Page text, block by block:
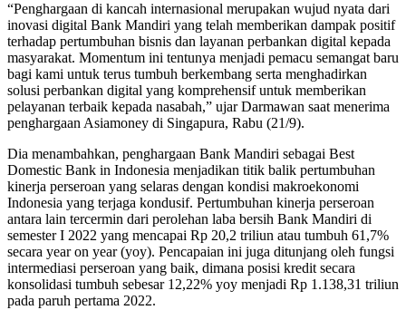
“Penghargaan di kancah internasional merupakan wujud nyata dari
inovasi digital Bank Mandiri yang telah memberikan dampak positif
terhadap pertumbuhan bisnis dan layanan perbankan digital kepada
masyarakat. Momentum ini tentunya menjadi pemacu semangat baru
bagi kami untuk terus tumbuh berkembang serta menghadirkan
solusi perbankan digital yang komprehensif untuk memberikan
pelayanan terbaik kepada nasabah,” ujar Darmawan saat menerima
penghargaan Asiamoney di Singapura, Rabu (21/9).
Dia menambahkan, penghargaan Bank Mandiri sebagai Best
Domestic Bank in Indonesia menjadikan titik balik pertumbuhan
kinerja perseroan yang selaras dengan kondisi makroekonomi
Indonesia yang terjaga kondusif. Pertumbuhan kinerja perseroan
antara lain tercermin dari perolehan laba bersih Bank Mandiri di
semester I 2022 yang mencapai Rp 20,2 triliun atau tumbuh 61,7%
secara year on year (yoy). Pencapaian ini juga ditunjang oleh fungsi
intermediasi perseroan yang baik, dimana posisi kredit secara
konsolidasi tumbuh sebesar 12,22% yoy menjadi Rp 1.138,31 triliun
pada paruh pertama 2022.